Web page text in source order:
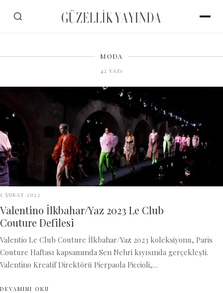
MODA
42 yazı
1 Şubat 2023
Valentino İlkbahar/Yaz 2023 Le Club
Couture Defilesi
Valentio Le Club Couture İlkbahar/Yaz 2023 koleksiyonu, Paris
Couture Haftası kapsamında Sen Nehri kıyısında gerçekleşti.
Valentino Kreatif Direktörü Pierpaola Piccioli,…
DEVAMINI OKU